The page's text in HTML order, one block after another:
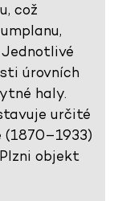
což
úrovních
haly.
určité
objekt